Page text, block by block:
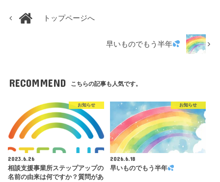
トップページへ
早いものでもう半年
RECOMMEND こちらの記事も人気です。
お知らせ
2023.6.26
相談支援事業所ステップアップの
名前の由来は何ですか？質問があ
お知らせ
2026.6.18
早いものでもう半年